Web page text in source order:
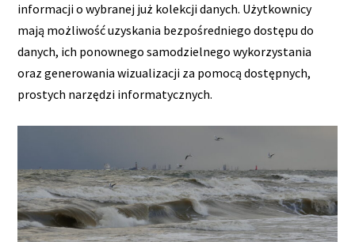
informacji o wybranej już kolekcji danych. Użytkownicy
mają możliwość uzyskania bezpośredniego dostępu do
danych, ich ponownego samodzielnego wykorzystania
oraz generowania wizualizacji za pomocą dostępnych,
prostych narzędzi informatycznych.